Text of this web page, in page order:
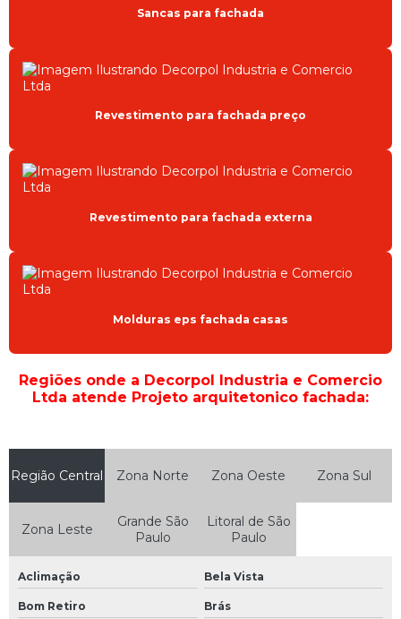
REVESTIMENTO PARA FACHADA EXTERNA
SANCAS E MOLDURAS EPS
SANCAS PARA FACHADA
Sancas para fachada
Revestimento para fachada preço
Revestimento para fachada externa
Molduras eps fachada casas
Regiões onde a Decorpol Industria e Comercio
Ltda atende Projeto arquitetonico fachada:
Região Central Zona Norte Zona Oeste Zona Sul
Zona Leste
Grande São
Paulo
Litoral de São
Paulo
Aclimação Bela Vista
Bom Retiro Brás